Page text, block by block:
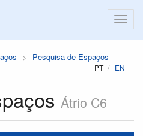
Pesquisa de Espaços
PT EN
Átrio C6